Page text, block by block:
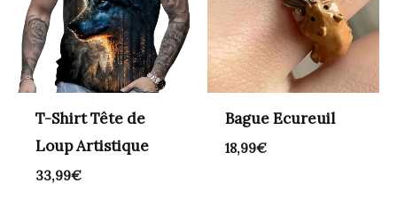
T-Shirt Tête de
Loup Artistique
33,99€
Bague Ecureuil
18,99€